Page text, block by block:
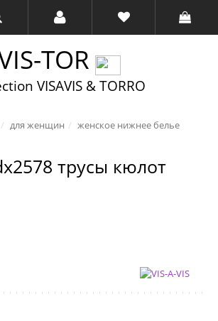
TOR
VISAVIS & TORRO
для женщин
женское нижнее белье
трусы кюлот